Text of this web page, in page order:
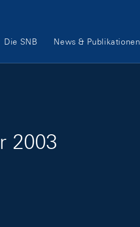
Hauptnavigation
Die SNB News & Publikationen
2003